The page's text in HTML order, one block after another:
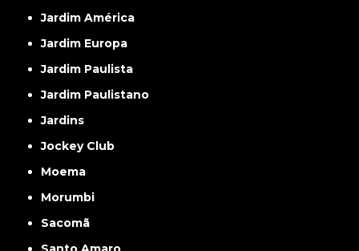
Jardim América
Jardim Europa
Jardim Paulista
Jardim Paulistano
Jardins
Jockey Club
Moema
Morumbi
Sacomã